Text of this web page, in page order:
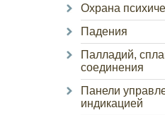
Охрана
Падения
Палладий,
соединения
Панели
индикацией